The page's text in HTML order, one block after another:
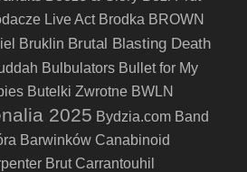
Live Act Brodka BROWN
Bruklin Brutal Blasting Death
Bulbulators Bullet for My
Butelki Zwrotne BWLN
2025 Bydzia.com Band
Barwinków Canabinoid
Brut Carrantouhil